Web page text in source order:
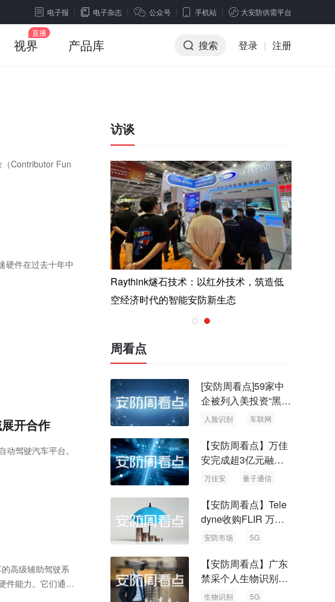
电子报 电子杂志 公众号 手机站 大安防供需平台
视界 产品库 搜索 登录 | 注册
Contributor Fun
开合作
驾驶汽车平台。
高级辅助驾驶系
件能力。它们通常
访谈
Raythink燧石技术：以红外技术，筑造低
空经济时代的智能安防新生态
周看点
[安防周看点]59家中
企被列入美投资“黑名
单” 中国信通院启动
人脸识别 车联网
【安防周看点】万佳
安完成超3亿元融资
国内首批量子通信标
万佳安 量子通信
【安防周看点】Tele
dyne收购FLIR 万物
云新品牌“万御安防”
安防市场 5G
【安防周看点】广东
禁采个人生物识别信
息 中国5G基站占全
生物识别 5G